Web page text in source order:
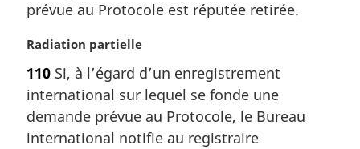
:prévue au Protocole est réputée retirée.
N
t
e
m
a
Radiation partielle
110 Si, à l’égard d’un enregistrement
international sur lequel se fonde une
demande prévue au Protocole, le Bureau
international notifie au registraire